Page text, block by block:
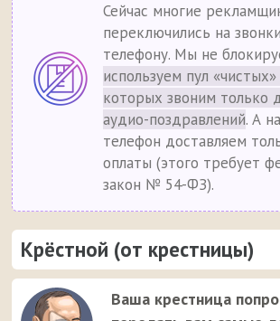
Сейчас многие
переключились на
телефону. Мы не
используем пул
которых звоним только
аудио-поздравлений. А
телефон доставляем
оплаты (этого требует
закон № 54-ФЗ).
Крёстной (от крестницы)
Ваша крестница